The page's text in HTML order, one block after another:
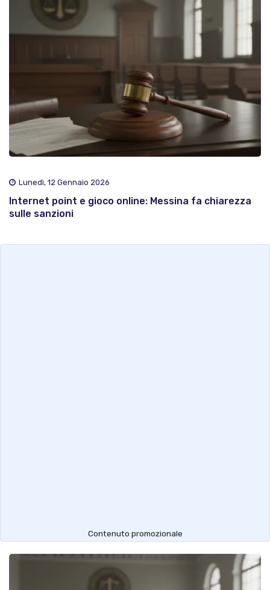
Lunedì, 12 Gennaio 2026
Internet point e gioco online: Messina fa chiarezza
sulle sanzioni
Contenuto promozionale